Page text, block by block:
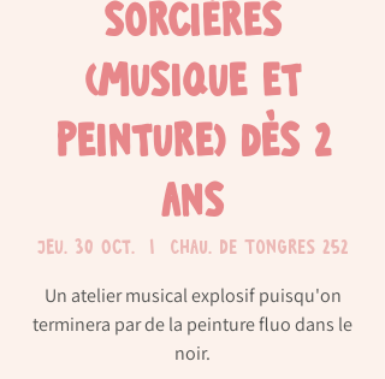
sorcières
(musique et
peinture) dès 2
ans
jeu. 30 oct.
  |
Chau. de Tongres 252
Un atelier musical explosif puisqu'on
terminera par de la peinture fluo dans le
noir.